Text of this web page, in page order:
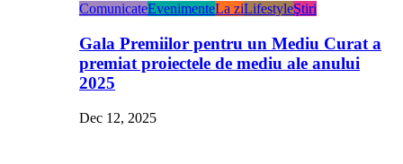
ComunicateEvenimenteLa ziLifestyleŞtiri
Gala Premiilor pentru un Mediu Curat a
premiat proiectele de mediu ale anului
2025
Dec 12, 2025